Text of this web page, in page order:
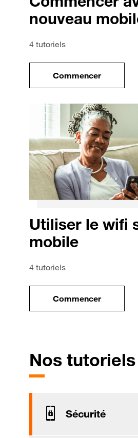
nouveau
4 tutoriels
Commencer
le tuto pour
Utiliser le wifi
mobile
4 tutoriels
Commencer
le tuto pour
Nos
Sécurité